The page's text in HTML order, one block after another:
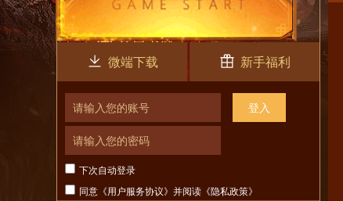
微端下载 新手福利
登入
下次自动登录
同意《用户服务协议》并阅读《隐私政策》